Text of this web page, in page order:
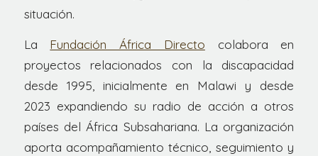
situación.
La Fundación África Directo colabora en
proyectos relacionados con la discapacidad
desde 1995, inicialmente en Malawi y desde
2023 expandiendo su radio de acción a otros
países del África Subsahariana. La organización
aporta acompañamiento técnico, seguimiento y